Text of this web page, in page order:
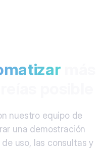
nuestro equipo de
una demostración
uso, las consultas y